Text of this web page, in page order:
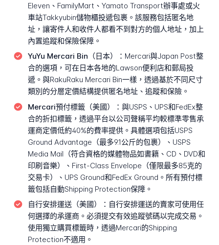
Eleven、FamilyMart、Yamato Transport辦事處或火
車站Takkyubin儲物櫃投遞包裹。該服務包括匿名地
址，讓寄件人和收件人都看不到對方的個人地址，加上
內置追蹤和保險保障。
YuYu Mercari Bin（日本）： Mercari與Japan Post整
合的選項，可在日本各地的Lawson便利店和郵局投
遞。與RakuRaku Mercari Bin一樣，透過基於不同尺寸
類別的分層定價結構提供匿名地址、追蹤和保險。
Mercari預付標籤（美國）： 與USPS、UPS和FedEx整
合的折扣標籤，透過平台以公司聲稱平均較標準零售承
運商定價低約40%的費率提供。具體選項包括USPS
Ground Advantage（最多9.1公斤的包裹）、USPS
Media Mail（符合資格的媒體物品如書籍、CD、DVD和
印刷音樂）、First-Class Envelope（僅限最多85克的
交易卡）、UPS Ground和FedEx Ground。所有預付標
籤包括自動Shipping Protection保障。
自行安排運送（美國）： 自行安排運送的賣家可使用任
何選擇的承運商。必須提交有效追蹤號碼以完成交易。
使用獨立購買標籤時，透過Mercari的Shipping
Protection不適用。